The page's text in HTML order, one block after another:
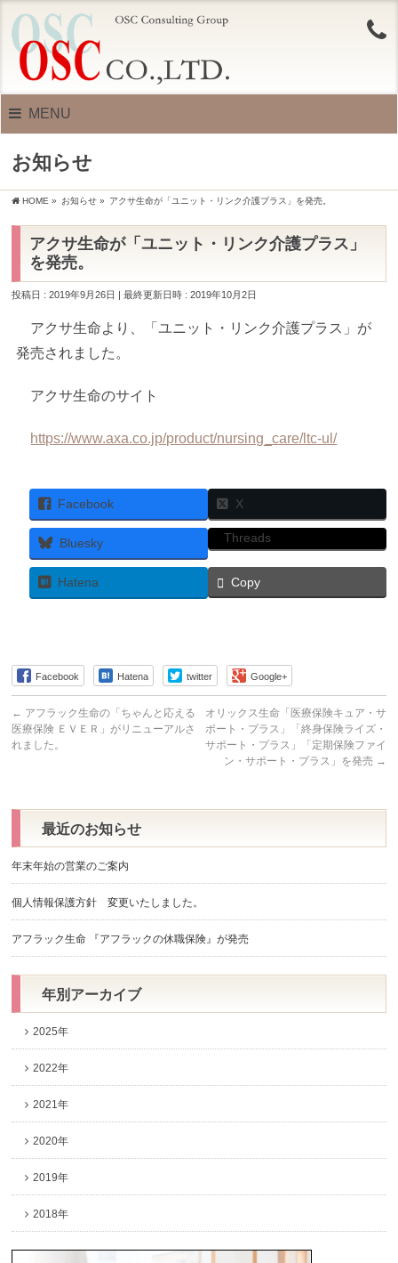
MENU
お知らせ
HOME » お知らせ » アクサ生命が「ユニット・リンク介護プラス」を発売。
アクサ生命が「ユニット・リンク介護プラス」
を発売。
投稿日 : 2019年9月26日 最終更新日時 : 2019年10月2日
アクサ生命より、「ユニット・リンク介護プラス」が
発売されました。
アクサ生命のサイト
https://www.axa.co.jp/product/nursing_care/ltc-ul/
Facebook X
Bluesky Threads
Hatena Copy
Facebook Hatena twitter Google+
← アフラック生命の「ちゃんと応える
医療保険 ＥＶＥＲ」がリニューアルさ
れました。
オリックス生命「医療保険キュア・サ
ポート・プラス」「終身保険ライズ・
サポート・プラス」「定期保険ファイ
ン・サポート・プラス」を発売 →
最近のお知らせ
年末年始の営業のご案内
個人情報保護方針 変更いたしました。
アフラック生命 『アフラックの休職保険』が発売
年別アーカイブ
2025年
2022年
2021年
2020年
2019年
2018年